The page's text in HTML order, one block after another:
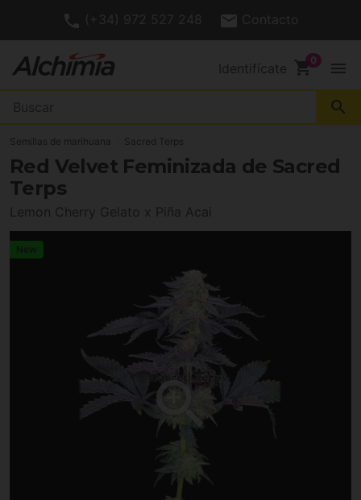
(+34) 972 527 248 Contacto
Identifícate shopping_cart menu
search
Semillas de marihuana Sacred Terps
Red Velvet Feminizada de Sacred
Terps
Lemon Cherry Gelato x Piña Acai
New